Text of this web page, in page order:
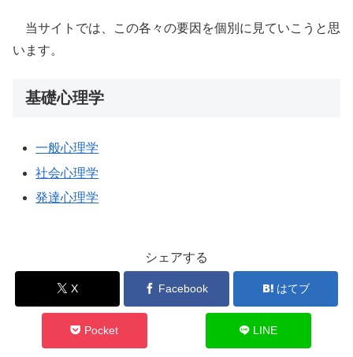
当サイトでは、この各々の要因を個別に見ていこうと思
います。
基礎心理学
一般心理学
社会心理学
発達心理学
シェアする
X Facebook はてブ
Pocket LINE